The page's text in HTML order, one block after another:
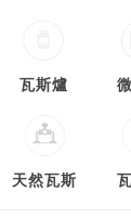
瓦斯爐
天然瓦斯